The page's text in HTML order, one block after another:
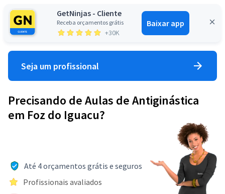
GetNinjas - Cliente
Receba orçamentos grátis
+30K
Baixar app
Entrar
Seja um profissional
Precisando de Aulas de Antiginástica
em Foz do Iguacu?
Até 4 orçamentos grátis e seguros
Profissionais avaliados